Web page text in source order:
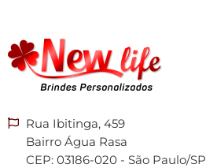
Rua Ibitinga, 459
Bairro Água Rasa
CEP: 03186-020 - São Paulo/SP